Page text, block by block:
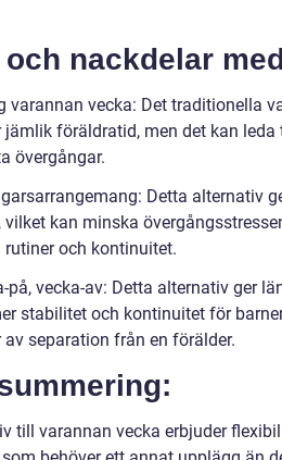
och nackdelar
varannan vecka: Det traditionella
jämlik föräldratid, men det kan
övergångar.
Detta alternativ
vilket kan minska
rutiner och kontinuitet.
på, vecka-av: Detta alternativ ger
stabilitet och kontinuitet för
av separation från en förälder.
till varannan vecka erbjuder